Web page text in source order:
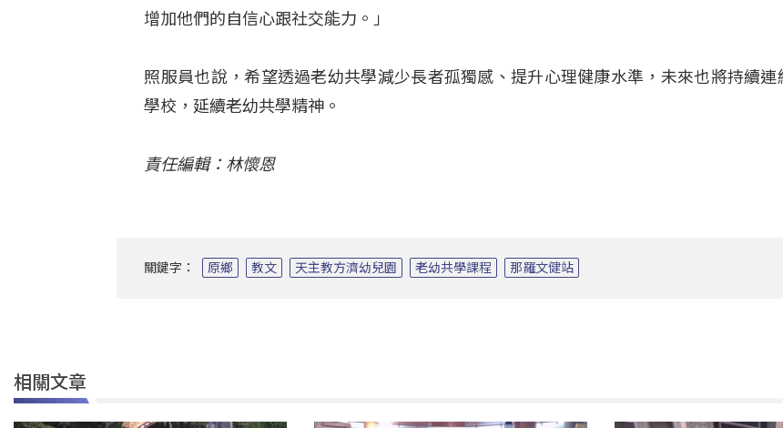
增加他們的自信心跟社交能力。」
照服員也說，希望透過老幼共學減少長者孤獨感、提升心理健康水準，未來也將持續連
學校，延續老幼共學精神。
責任編輯：林懷恩
關鍵字： 原鄉 教文 天主教方濟幼兒園 老幼共學課程 那羅文健站
相關文章